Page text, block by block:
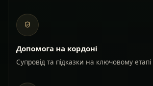
Допомога на кордоні
Супровід та підказки на ключовому етапі